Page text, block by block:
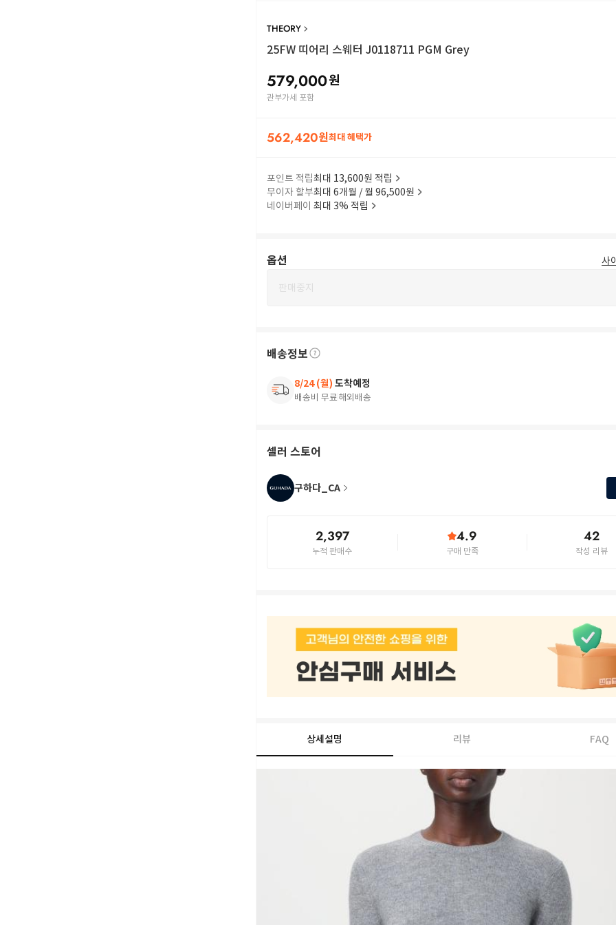
THEORY
25FW 띠어리 스웨터 J0118711 PGM Grey
579,000원
관부가세 포함
562,420원최대 혜택가
포인트 적립최대 13,600원 적립
무이자 할부최대 6개월 / 월 96,500원
네이버페이 최대 3% 적립
옵션 사
판매중지
배송정보
8/24 (월) 도착예정
배송비 무료해외배송
셀러 스토어
구하다_CA
2,397
누적 판매수
4.9
구매 만족
42
작성 리뷰
상세설명 리뷰 FAQ